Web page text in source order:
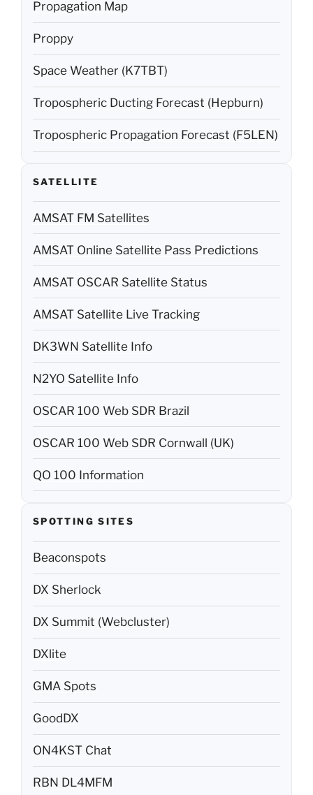
Propagation Map
Proppy
Space Weather (K7TBT)
Tropospheric Ducting Forecast (Hepburn)
Tropospheric Propagation Forecast (F5LEN)
SATELLITE
AMSAT FM Satellites
AMSAT Online Satellite Pass Predictions
AMSAT OSCAR Satellite Status
AMSAT Satellite Live Tracking
DK3WN Satellite Info
N2YO Satellite Info
OSCAR 100 Web SDR Brazil
OSCAR 100 Web SDR Cornwall (UK)
QO 100 Information
SPOTTING SITES
Beaconspots
DX Sherlock
DX Summit (Webcluster)
DXlite
GMA Spots
GoodDX
ON4KST Chat
RBN DL4MFM